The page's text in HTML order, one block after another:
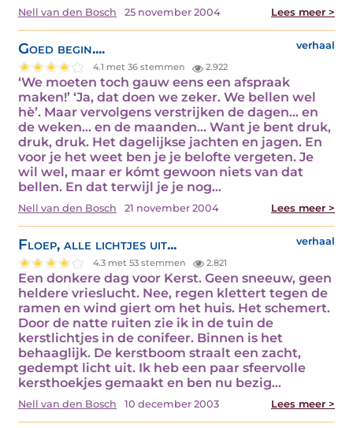
Nell van den Bosch 25 november 2004 Lees meer >
Goed begin.... verhaal
4.1 met 36 stemmen 2.922
‘We moeten toch gauw eens een afspraak
maken!’ ‘Ja, dat doen we zeker. We bellen wel
hè’. Maar vervolgens verstrijken de dagen… en
de weken… en de maanden… Want je bent druk,
druk, druk. Het dagelijkse jachten en jagen. En
voor je het weet ben je je belofte vergeten. Je
wil wel, maar er kómt gewoon niets van dat
bellen. En dat terwijl je je nog…
Nell van den Bosch 21 november 2004 Lees meer >
Floep, alle lichtjes uit... verhaal
4.3 met 53 stemmen 2.821
Een donkere dag voor Kerst. Geen sneeuw, geen
heldere vrieslucht. Nee, regen klettert tegen de
ramen en wind giert om het huis. Het schemert.
Door de natte ruiten zie ik in de tuin de
kerstlichtjes in de conifeer. Binnen is het
behaaglijk. De kerstboom straalt een zacht,
gedempt licht uit. Ik heb een paar sfeervolle
kersthoekjes gemaakt en ben nu bezig…
Nell van den Bosch 10 december 2003 Lees meer >